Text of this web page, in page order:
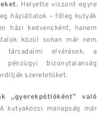
Helyette viszont egyre
háziállatok – főleg kutyák
házi kedvencként, hanem
közül sokan már nem
elvárások, a
bizonytalanság
szeretetüket.
„gyerekpótlóként” való
A kutyakocsi manapság már